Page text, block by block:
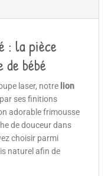
: la pièce
bébé
laser, notre lion
ses finitions
adorable frimousse
de douceur dans
choisir parmi
naturel afin de